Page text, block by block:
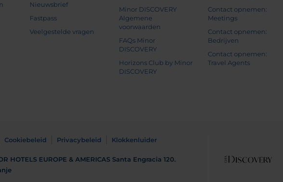
Nieuwsbrief
Fastpass
Veelgestelde vragen
Minor DISCOVERY
Algemene
voorwaarden
FAQs Minor
DISCOVERY
Horizons Club by Minor
DISCOVERY
Contact opnemen:
Meetings
Contact opnemen:
Bedrijven
Contact opnemen:
Travel Agents
Cookiebeleid Privacybeleid Klokkenluider
HOTELS EUROPE & AMERICAS Santa Engracia 120.